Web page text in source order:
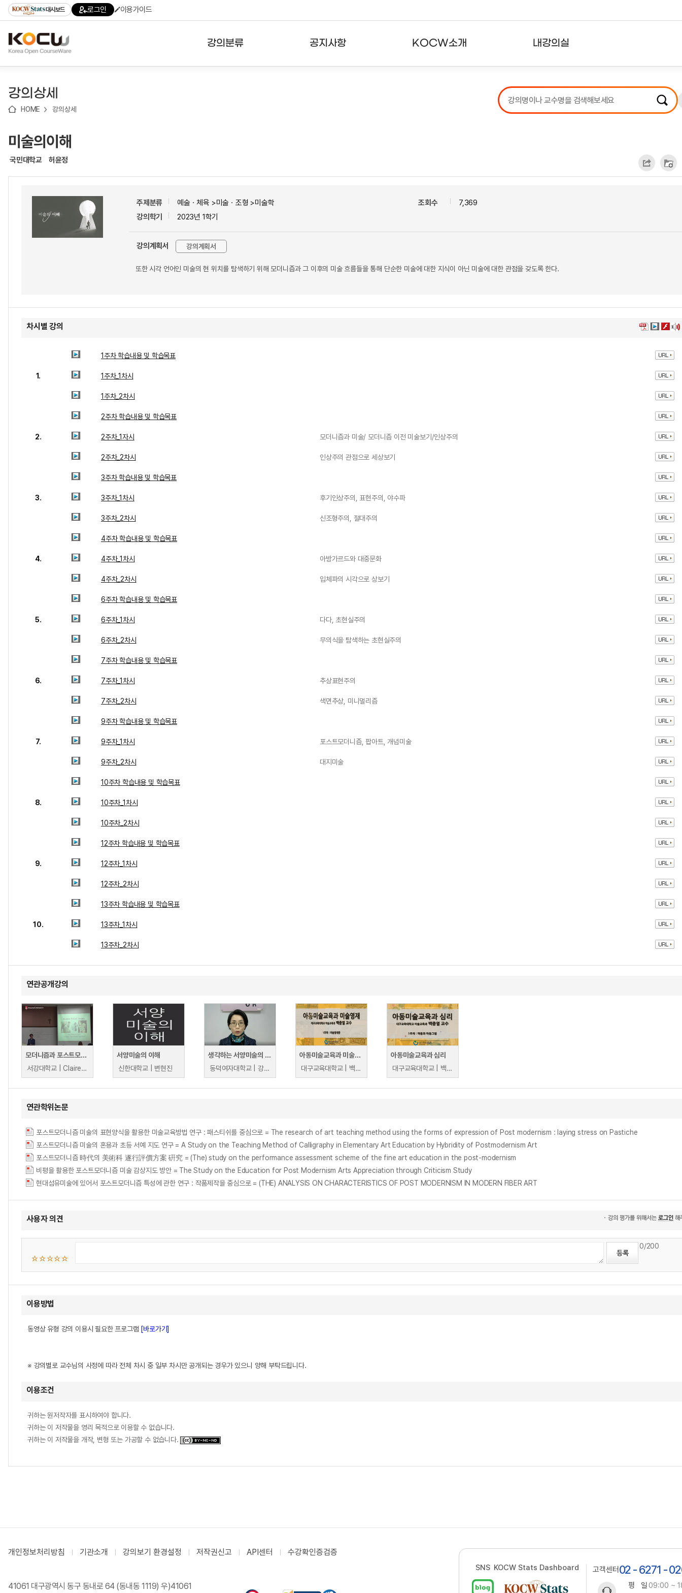
기
기
기
content)
가
대시보드 로그인 이용가이드
강의분류 공지사항 KOCW소개 내강의실
강의리스트
수강확인증강의
강의상세
HOME 강의상세
미술의이해
국민대학교 허윤정
주제분류
예술ㆍ체육 >미술ㆍ조형 >미술학
강의학기
2023년 1학기
조회수 7,369
강의계획서 강의계획서
또한 시각 언어인 미술의 현 위치를 탐색하기 위해 모더니즘과 그 이후의 미술 흐름들을 통해 단순한 미술에 대한 지식이 아닌 미술에 대한 관점을 갖도록 한다.
차시별 강의
1주차 학습내용 및 학습목표
1. 1주차_1차시
1주차_2차시
2주차 학습내용 및 학습목표
2. 2주차_1자시 모더니즘과 미술/ 모더니즘 이전 미술보기/인상주의
2주차_2차시 인상주의 관점으로 세상보기
3주차 학습내용 및 학습목표
3. 3주차_1차시 후기인상주의, 표현주의, 야수파
3주차_2차시 신조형주의, 절대주의
4주차 학습내용 및 학습목표
4. 4주차_1차시 아방가르드와 대중문화
4주차_2차시 입체파의 시각으로 상보기
6주차 학습내용 및 학습목표
5. 6주차_1차시 다다, 초현실주의
6주차_2차시 무의식을 탐색하는 초현실주의
7주차 학습내용 및 학습목표
6. 7주차_1차시 추상표현주의
7주차_2차시 색면추상, 미니멀리즘
9주차 학습내용 및 학습목표
7. 9주차_1차시 포스트모더니즘, 팝아트, 개념미술
9주차_2차시 대지미술
10주차 학습내용 및 학습목표
8. 10주차_1차시
10주차_2차시
12주차 학습내용 및 학습목표
9. 12주차_1차시
12주차_2차시
13주차 학습내용 및 학습목표
10. 13주차_1차시
13주차_2차시
연관공개강의
모더니즘과 포스트모더니즘
서강대학교 | Claire Maria Chambers
서양미술의 이해
신한대학교 | 변현진
생각하는 서양미술의 이해
동덕여자대학교 | 강수미
아동미술교육과 미술영재
대구교육대학교 | 백중열
아동미술교육과 심리
대구교육대학교 | 백중열
연관학위논문
포스트모더니즘 미술의 표현양식을 활용한 미술교육방법 연구 : 패스티쉬를 중심으로 = The research of art teaching method using the forms of expression of Post modernism : laying stress on Pastiche
포스트모더니즘 미술의 혼용과 초등 서예 지도 연구 = A Study on the Teaching Method of Calligraphy in Elementary Art Education by Hybridity of Postmodernism Art
포스트모더니즘 時代의 美術科 遂行評價方案 硏究 = (The) study on the performance assessment scheme of the fine art education in the post-modernism
비평을 활용한 포스트모더니즘 미술 감상지도 방안 = The Study on the Education for Post Modernism Arts Appreciation through Criticism Study
현대섬유미술에 있어서 포스트모더니즘 특성에 관한 연구 : 작품제작을 중심으로 = (THE) ANALYSIS ON CHARACTERISTICS OF POST MODERNISM IN MODERN FIBER ART
사용자 의견
0/200
이용방법
동영상 유형 강의 이용시 필요한 프로그램 [바로가기]
※ 강의별로 교수님의 사정에 따라 전체 차시 중 일부 차시만 공개되는 경우가 있으니 양해 부탁드립니다.
이용조건
귀하는 원저작자를 표시하여야 합니다.
귀하는 이 저작물을 영리 목적으로 이용할 수 없습니다.
귀하는 이 저작물을 개작, 변형 또는 가공할 수 없습니다.
개인정보처리방침 기관소개 강의보기 환경설정 저작권신고 API센터 수강확인증검증
41061 대구광역시 동구 동내로 64 (동내동 1119) 우)41061
SNS KOCW Stats Dashboard 고객센터 02 - 6271 -
평 일09:00 ~